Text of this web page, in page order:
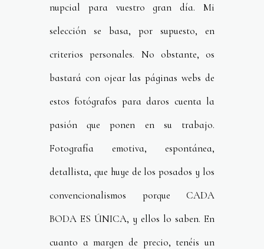
nupcial para vuestro gran día. Mi
selección se basa, por supuesto, en
criterios personales. No obstante, os
bastará con ojear las páginas webs de
estos fotógrafos para daros cuenta la
pasión que ponen en su trabajo.
Fotografía emotiva, espontánea,
detallista, que huye de los posados y los
convencionalismos porque CADA
BODA ES ÚNICA, y ellos lo saben. En
cuanto a margen de precio, tenéis un